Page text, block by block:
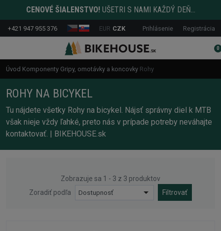
CENOVÉ ŠIALENSTVO! UŠETRI S NAMI KAŽDÝ DEŇ...
+421 947 955 376 EUR CZK Prihlásenie Registrácia
0
Úvod Komponenty Gripy, omotávky a koncovky Rohy
ROHY NA BICYKEL
Tu nájdete všetky Rohy na bicykel. Nájsť správny diel k MTB
však nieje vždy ľahké, preto nás v prípade potreby neváhajte
kontaktovať. | BIKEHOUSE.sk
Zobrazuje sa 1 - 3 z 3 produktov
Zoradiť podľa
Dostupnosť Filtrovať